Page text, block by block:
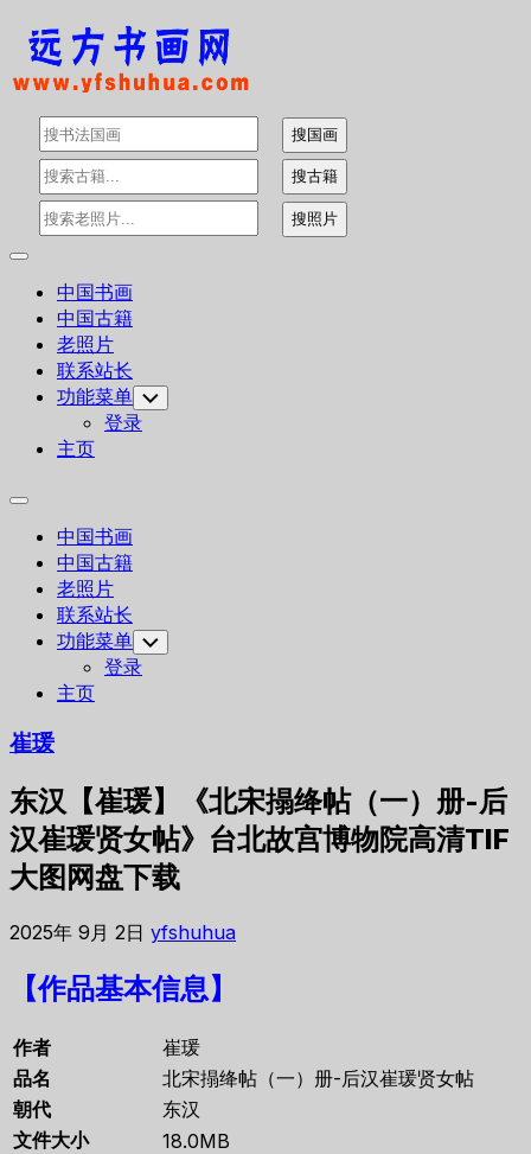
Skip
content
Expand
中国书画
中国古籍
老照片
联系站长
功能菜单 Toggle
Child
Menu
登录
主页
Expand
中国书画
中国古籍
老照片
联系站长
功能菜单 Toggle
Child
Menu
登录
主页
崔瑗
东汉【崔瑗】《北宋搨绛帖（一）册-后
汉崔瑗贤女帖》台北故宫博物院高清TIF
大图网盘下载
2025年 9月 2日 yfshuhua
【作品基本信息】
作者
崔瑗
品名
北宋搨绛帖（一）册-后汉崔瑗贤女帖
朝代
东汉
文件大小
18.0MB